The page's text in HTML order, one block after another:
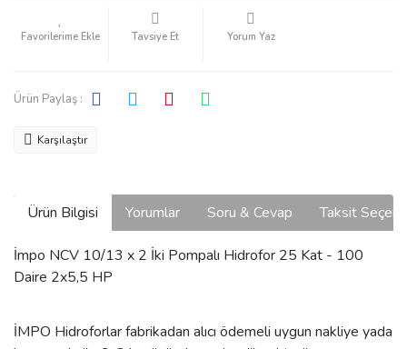
Tavsiye Et Yorum Yaz
Ürün Paylaş :
Karşılaştır
Ürün Bilgisi Yorumlar Soru & Cevap Taksit
İmpo NCV 10/13 x 2 İki Pompalı Hidrofor 25 Kat - 100
Daire 2x5,5 HP
İMPO Hidroforlar fabrikadan alıcı ödemeli uygun nakliye yada